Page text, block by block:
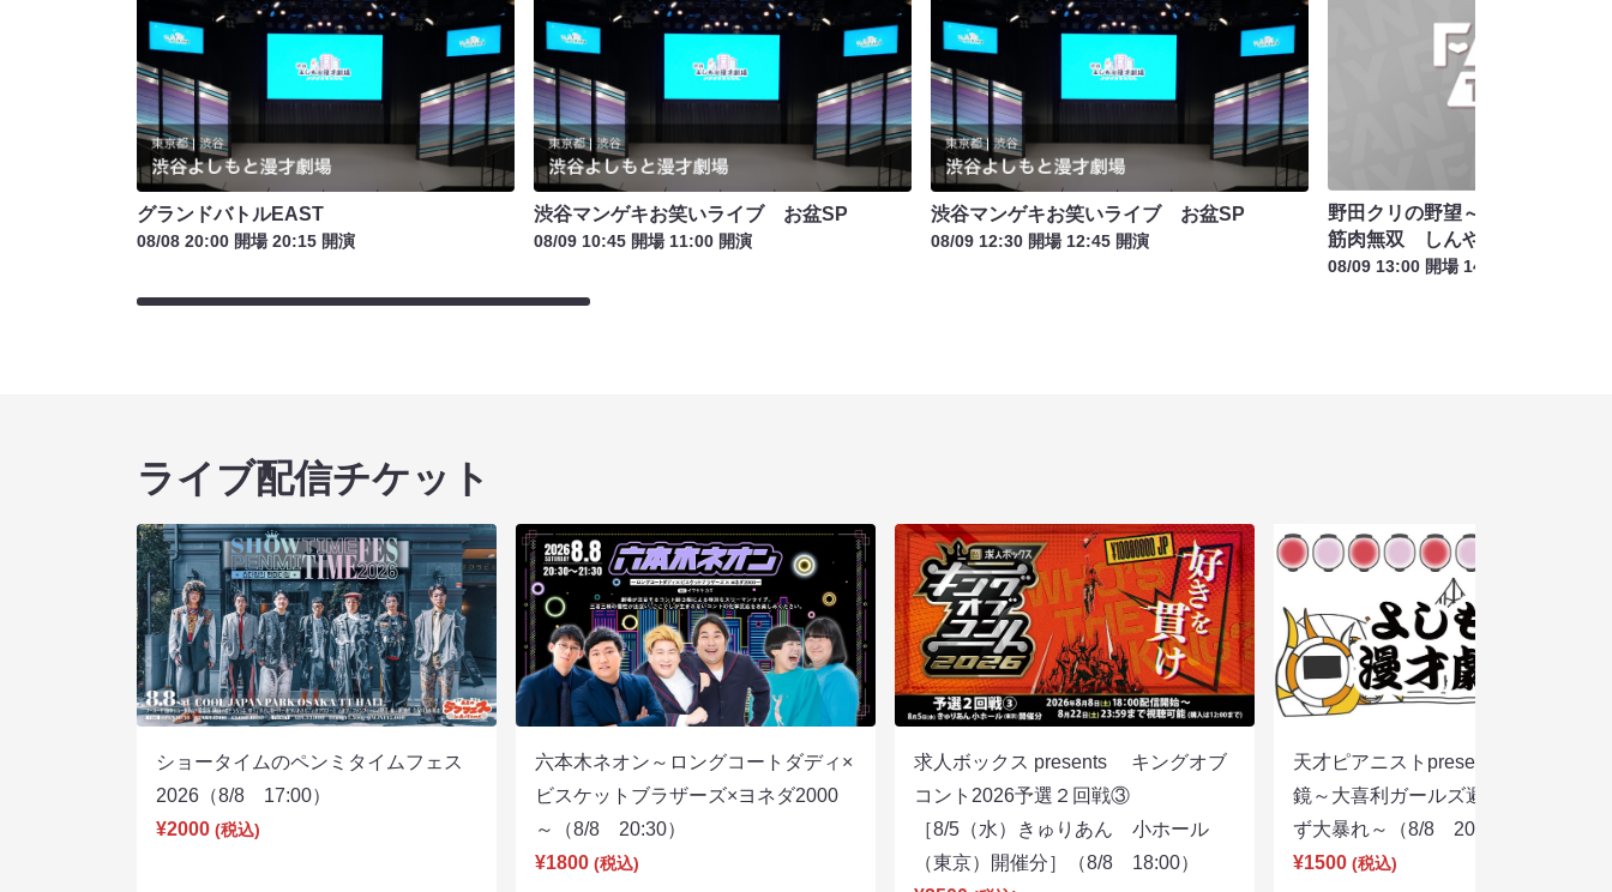
グランドバトルEAST
08/08 20:00 開場 20:15 開演
渋谷マンゲキお笑いライブ お盆SP
08/09 10:45 開場 11:00 開演
渋谷マンゲキお笑いライブ お盆SP
08/09 12:30 開場 12:45 開演
野田クリの野望～クリスタルジ
筋肉無双 しんやの逆襲～
08/09 13:00 開場 14:00 開演
ライブ配信チケット
ショータイムのペンミタイムフェス
2026（8/8 17:00）
¥2000 (税込)
六本木ネオン～ロングコートダディ×
ビスケットブラザーズ×ヨネダ2000
～（8/8 20:30）
¥1800 (税込)
求人ボックス presents キングオブ
コント2026予選２回戦③
［8/5（水）きゅりあん 小ホール
（東京）開催分］（8/8 18:00）
天才ピアニストpresentsすっぴん眼
鏡～大喜利ガールズ避暑地を目指さ
ず大暴れ～（8/8 20:45）
¥1500 (税込)